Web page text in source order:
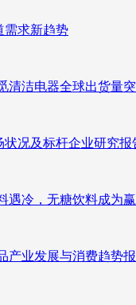
需求新趋势
清洁电器全球出货量
状况及标杆企业研究报
遇冷，无糖饮料成为
产业发展与消费趋势